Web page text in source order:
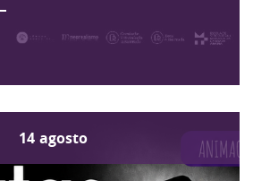
14 agosto